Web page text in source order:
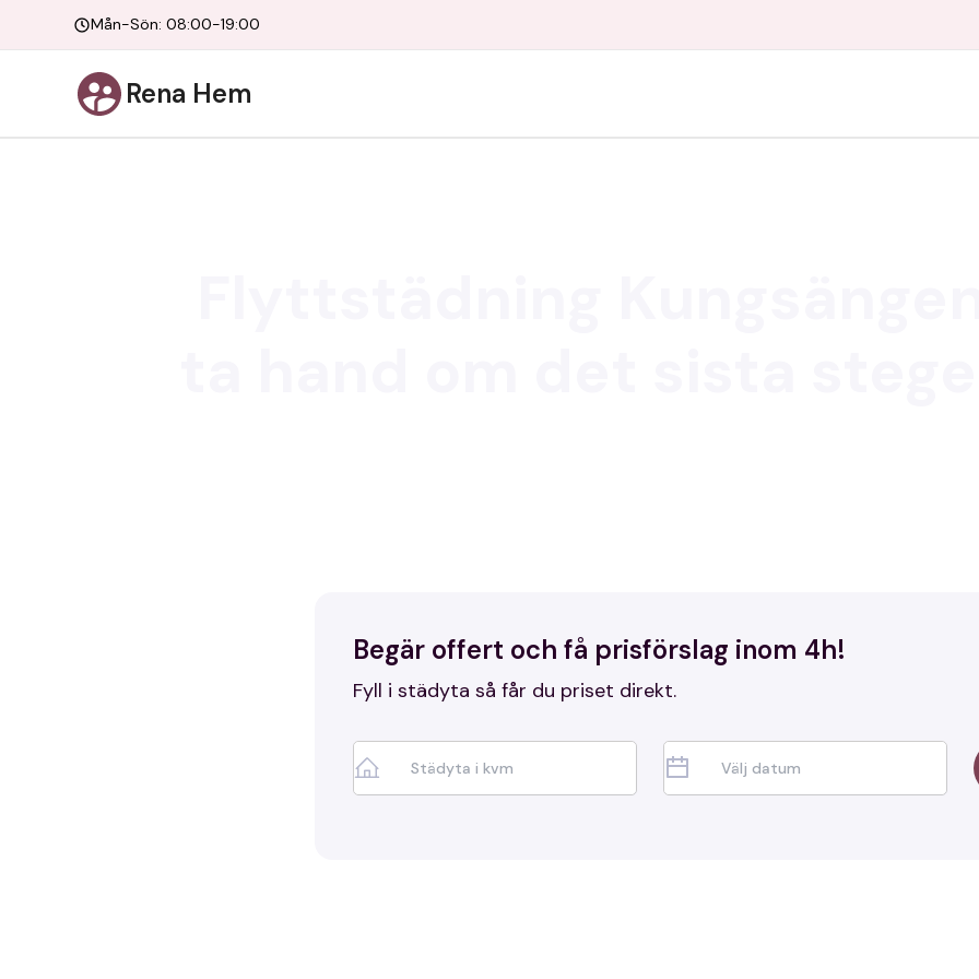
Mån-Sön: 08:00-19:00
Rena Hem
Begär offert och få prisförslag inom 4h!
Fyll i städyta så får du priset direkt.